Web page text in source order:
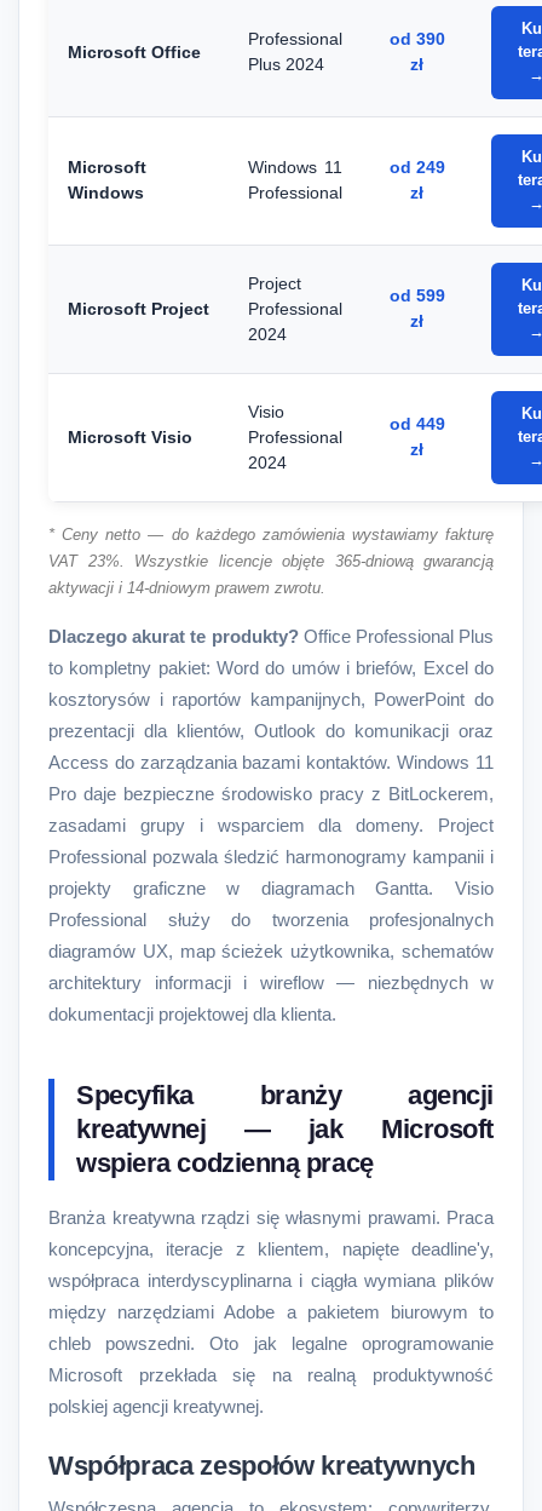
Microsoft Office
Professional
Plus 2024
od 390
zł
Microsoft
Windows
Windows 11
Professional
od 249
zł
Microsoft Project
Project
Professional
2024
od 599
zł
Microsoft Visio
Visio
Professional
2024
od 449
zł
* Ceny netto — do każdego zamówienia wystawiamy fakturę
VAT 23%. Wszystkie licencje objęte 365-dniową gwarancją
aktywacji i 14-dniowym prawem zwrotu.
Dlaczego akurat te produkty?Office Professional Plus
to kompletny pakiet: Word do umów i briefów, Excel do
kosztorysów i raportów kampanijnych, PowerPoint do
prezentacji dla klientów, Outlook do komunikacji oraz
Access do zarządzania bazami kontaktów. Windows 11
Pro daje bezpieczne środowisko pracy z BitLockerem,
zasadami grupy i wsparciem dla domeny. Project
Professional pozwala śledzić harmonogramy kampanii i
projekty graficzne w diagramach Gantta. Visio
Professional służy do tworzenia profesjonalnych
diagramów UX, map ścieżek użytkownika, schematów
architektury informacji i wireflow — niezbędnych w
dokumentacji projektowej dla klienta.
Specyfika branży agencji
kreatywnej — jak Microsoft
wspiera codzienną pracę
Branża kreatywna rządzi się własnymi prawami. Praca
koncepcyjna, iteracje z klientem, napięte deadline'y,
współpraca interdyscyplinarna i ciągła wymiana plików
między narzędziami Adobe a pakietem biurowym to
chleb powszedni. Oto jak legalne oprogramowanie
Microsoft przekłada się na realną produktywność
polskiej agencji kreatywnej.
Współpraca zespołów kreatywnych